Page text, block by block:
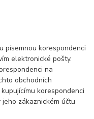
písemnou korespondenci
elektronické pošty.
na
obchodních
korespondenci
zákaznickém účtu